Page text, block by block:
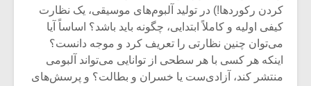
کردن رکوردها!) در تولید آلبوم‌های موسیقی، یک نظارت
کیفی اولیه و کاملاً ابتدایی، چگونه باید باشد؟ اساساً آیا
می‌توان چنین نظارتی را تعریف کرد و موجه دانست؟
اینکه هر کسی با هر سطحی از توانایی می‌تواند آلبومی
منتشر کند، آزادی‌ست یا خسران و بطالت؟ و پرسش‌های